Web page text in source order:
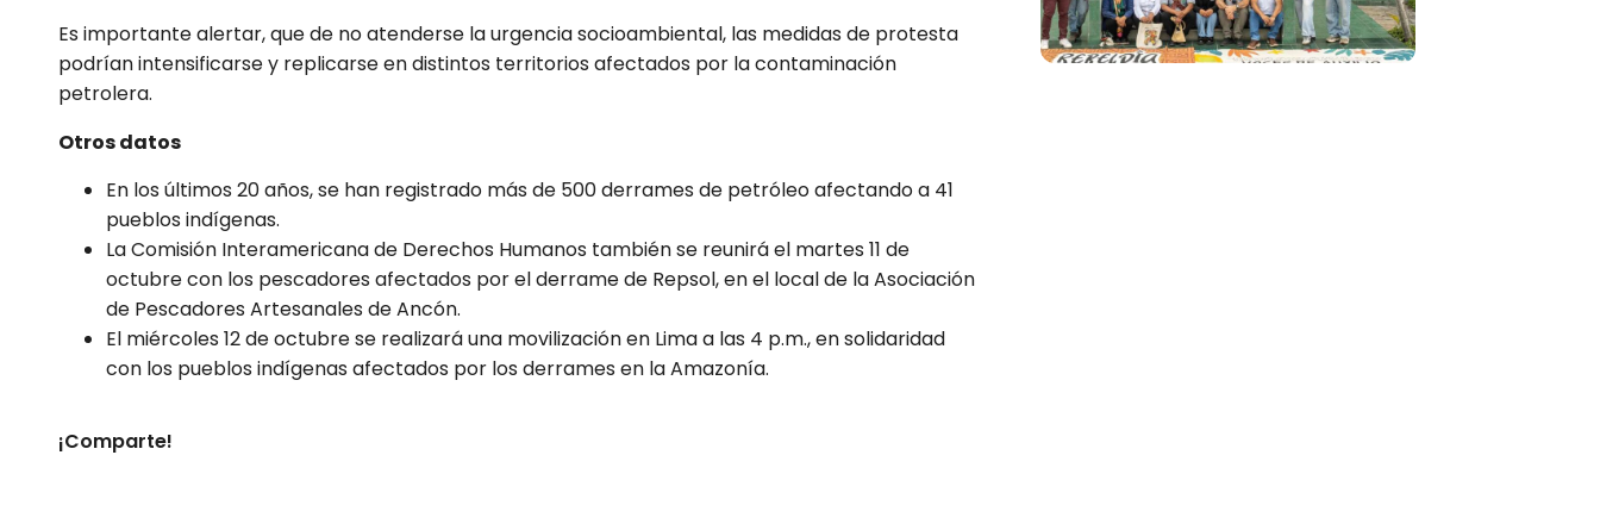
Es importante alertar, que de no atenderse la urgencia socioambiental, las medidas de protesta
podrían intensificarse y replicarse en distintos territorios afectados por la contaminación
petrolera.
Otros datos
En los últimos 20 años, se han registrado más de 500 derrames de petróleo afectando a 41
pueblos indígenas.
La Comisión Interamericana de Derechos Humanos también se reunirá el martes 11 de
octubre con los pescadores afectados por el derrame de Repsol, en el local de la Asociación
de Pescadores Artesanales de Ancón.
El miércoles 12 de octubre se realizará una movilización en Lima a las 4 p.m., en solidaridad
con los pueblos indígenas afectados por los derrames en la Amazonía.
¡Comparte!